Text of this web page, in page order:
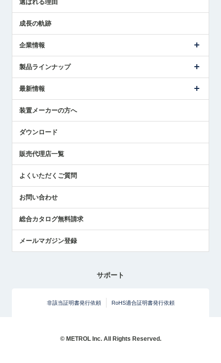
解決策提案
選ばれる理由
成長の軌跡
企業情報
ごあいさつ
受賞履歴
採用情報
国/地域/言語
製品ラインナップ
ツールセッタ製品
エアマイクロセンサ製品
最新情報
メトロールの技術
社員ブログ
中小企業のBCP地震対策
センサのテクニカルガイド
社長ブログ
装置メーカーの方へ
ダウンロード
販売代理店一覧
よくいただくご質問
お問い合わせ
総合カタログ無料請求
メールマガジン登録
サポート
非該当証明書発行依頼 RoHS適合証明書発行依頼
© METROL Inc. All Rights Reserved.